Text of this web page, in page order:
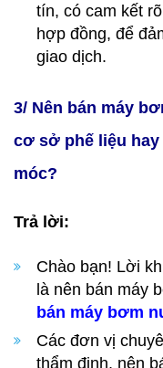
tín, có cam kết
hợp đồng, để
giao dịch.
3/ Nên bán máy
cơ sở phế liệu hay
móc?
Trả lời:
Chào bạn! Lời
là nên bán máy
bán máy bơm
Các đơn vị
thẩm định, nên